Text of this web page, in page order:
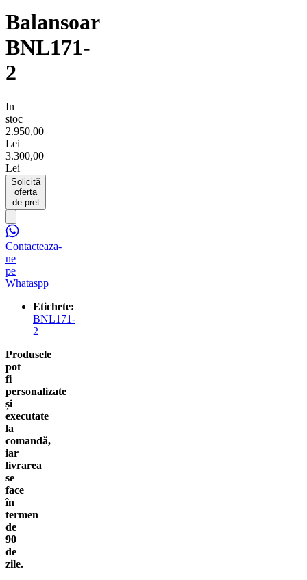
Balansoar
BNL171-
2
In
stoc
2.950,00
Lei
3.300,00
Lei
Solicită
oferta
de pret
Contacteaza-
ne
pe
Whataspp
Etichete:
BNL171-
2
Produsele
pot
fi
personalizate
și
executate
la
comandă,
iar
livrarea
se
face
în
termen
de
90
de
zile.